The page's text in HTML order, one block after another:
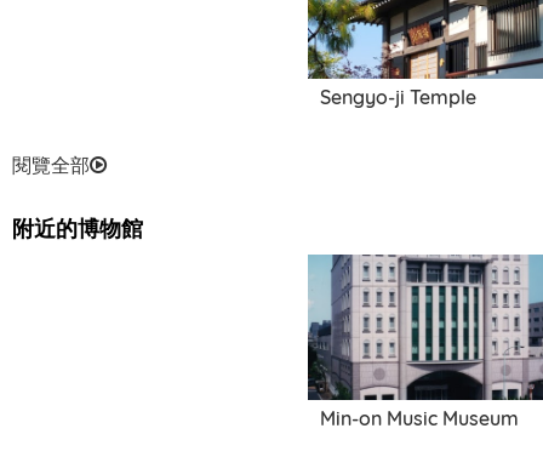
Sengyo-ji Temple
閱覽全部
附近的博物館
Min-on Music Museum